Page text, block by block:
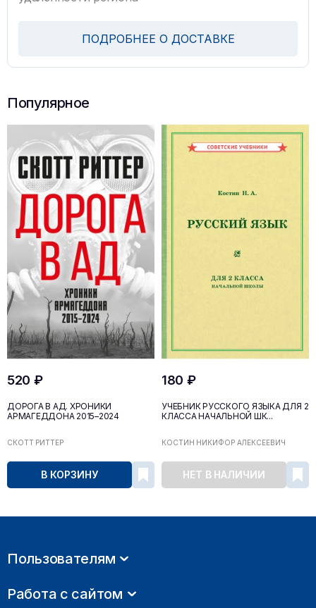
ПОДРОБНЕЕ О ДОСТАВКЕ
Популярное
520 ₽
ДОРОГА В АД. ХРОНИКИ
АРМАГЕДДОНА 2015–2024
СКОТТ РИТТЕР
В КОРЗИНУ
180 ₽
УЧЕБНИК РУССКОГО ЯЗЫКА ДЛЯ 2
КЛАССА НАЧАЛЬНОЙ ШК...
КОСТИН НИКИФОР АЛЕКСЕЕВИЧ
НЕТ В НАЛИЧИИ
Пользователям
Работа с сайтом